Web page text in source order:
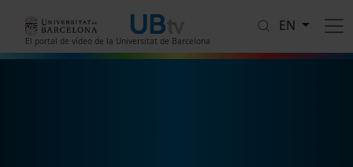
El portal de vídeo de la Universitat de Barcelona
EN